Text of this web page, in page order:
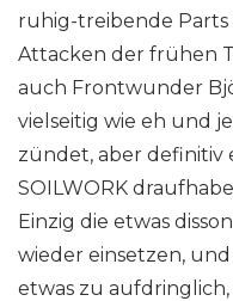
ruhig-treibende
Attacken der frühen
auch Frontwunder
vielseitig wie eh und
zündet, aber definitiv
SOILWORK
Einzig die etwas
wieder einsetzen,
etwas zu aufdringlich,